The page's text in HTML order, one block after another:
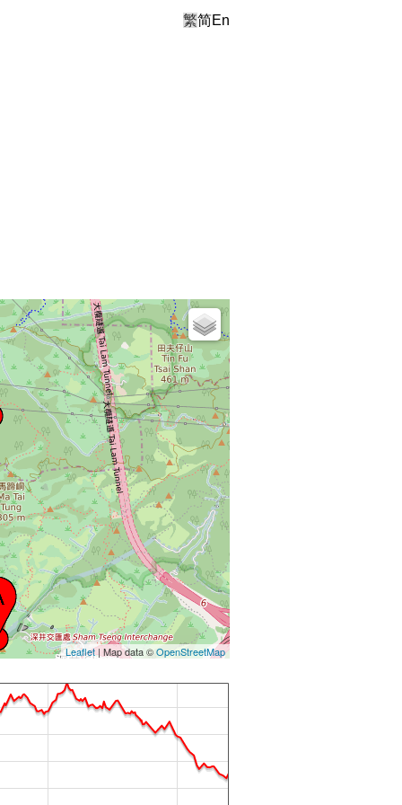
繁简En
Leaflet| Map data ©OpenStreetMap